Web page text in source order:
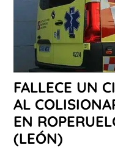
FALLECE UN
AL
EN
(LEÓN)